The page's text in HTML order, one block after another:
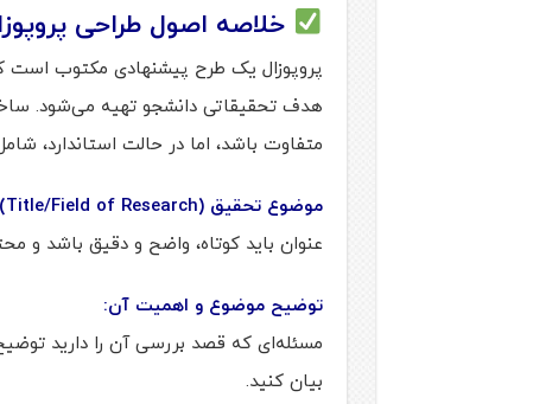
خلاصه اصول طراحی
پروپوزال یک طرح پیشنهادی مکتوب است
هدف تحقیقاتی دانشجو تهیه می‌شود.
متفاوت باشد، اما در حالت استاندارد،
موضوع تحقیق (Title/Field of Research):
عنوان باید کوتاه، واضح و دقیق باشد و
توضیح موضوع و اهمیت آن:
مسئله‌ای که قصد بررسی آن را دارید
بیان کنید.